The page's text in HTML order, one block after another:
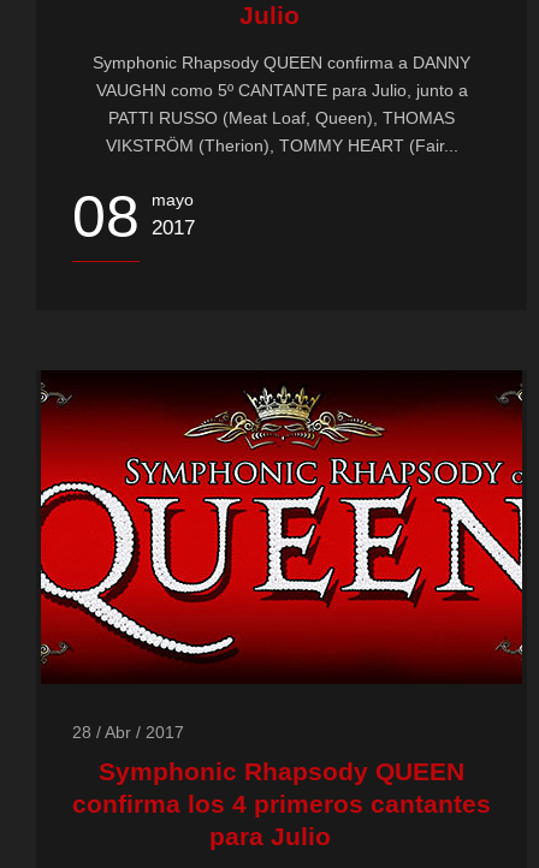
Julio
Symphonic Rhapsody QUEEN confirma a DANNY
VAUGHN como 5º CANTANTE para Julio, junto a
PATTI RUSSO (Meat Loaf, Queen), THOMAS
VIKSTRÖM (Therion), TOMMY HEART (Fair...
08 mayo
2017
28 / Abr / 2017
Symphonic Rhapsody QUEEN
confirma los 4 primeros cantantes
para Julio